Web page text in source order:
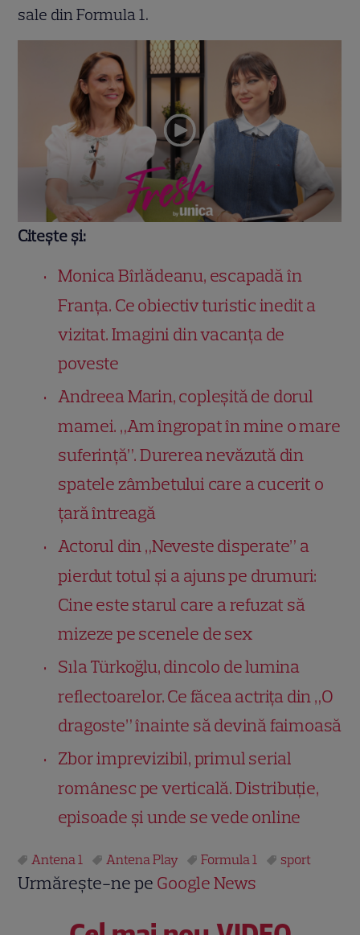
sale din Formula 1.
Citește și:
Monica Bîrlădeanu, escapadă în
Franța. Ce obiectiv turistic inedit a
vizitat. Imagini din vacanța de
poveste
Andreea Marin, copleșită de dorul
mamei. „Am îngropat în mine o mare
suferință”. Durerea nevăzută din
spatele zâmbetului care a cucerit o
țară întreagă
Actorul din „Neveste disperate” a
pierdut totul și a ajuns pe drumuri:
Cine este starul care a refuzat să
mizeze pe scenele de sex
Sıla Türkoğlu, dincolo de lumina
reflectoarelor. Ce făcea actrița din „O
dragoste” înainte să devină faimoasă
Zbor imprevizibil, primul serial
românesc pe verticală. Distribuție,
episoade și unde se vede online
Antena 1 Antena Play Formula 1 sport
Urmărește-ne pe Google News